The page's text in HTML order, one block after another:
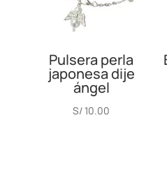
Pulsera perla
japonesa dije
ángel
S/10.00